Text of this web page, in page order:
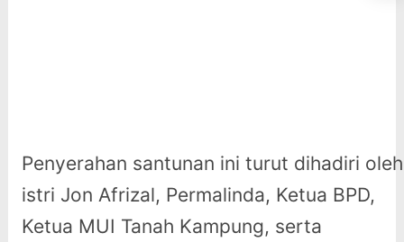
Penyerahan santunan ini turut dihadiri oleh
istri Jon Afrizal, Permalinda, Ketua BPD,
Ketua MUI Tanah Kampung, serta